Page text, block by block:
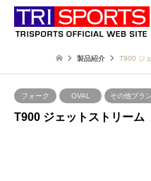
製品紹介 T900 ジ
フォーク OVAL その他ブラ
T900 ジェットストリーム